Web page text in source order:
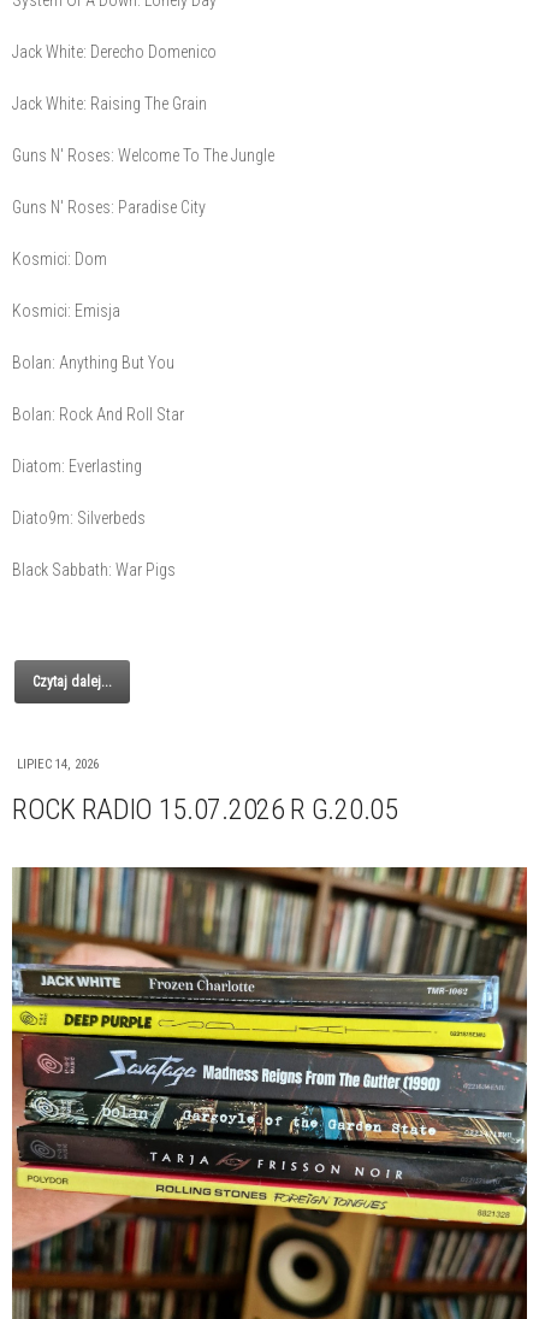
Jack White: Derecho Domenico
Jack White: Raising The Grain
Guns N' Roses: Welcome To The Jungle
Guns N' Roses: Paradise City
Kosmici: Dom
Kosmici: Emisja
Bolan: Anything But You
Bolan: Rock And Roll Star
Diatom: Everlasting
Diato9m: Silverbeds
Black Sabbath: War Pigs
Czytaj dalej...
LIPIEC 14, 2026
ROCK RADIO 15.07.2026 R G.20.05